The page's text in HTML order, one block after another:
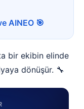
AINEO 🎯
bir ekibin elinde
dönüşür. 🔧